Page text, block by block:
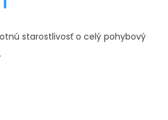
starostlivosť o celý pohybový